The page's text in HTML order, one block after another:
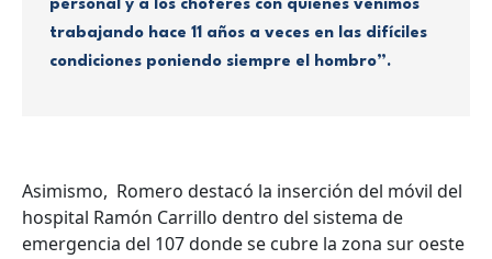
personal y a los choferes con quienes venimos
trabajando hace 11 años a veces en las difíciles
condiciones poniendo siempre el hombro”.
Asimismo, Romero destacó la inserción del móvil del
hospital Ramón Carrillo dentro del sistema de
emergencia del 107 donde se cubre la zona sur oeste